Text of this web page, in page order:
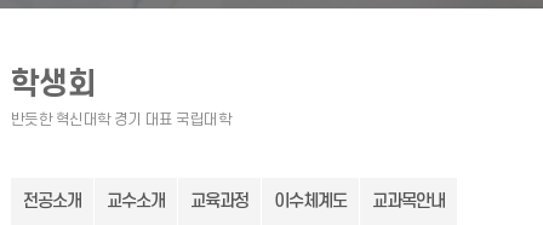
학생회
전공소개 교수소개 교육과정 이수체계도 교과목안내